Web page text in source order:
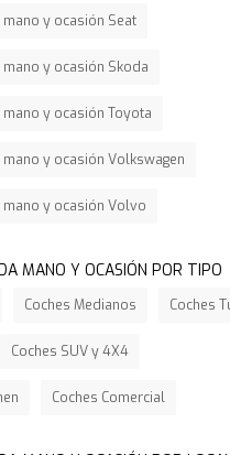
mano y ocasión Seat
mano y ocasión Skoda
mano y ocasión Toyota
mano y ocasión Volkswagen
mano y ocasión Volvo
MANO Y OCASIÓN POR TIPO
Coches Medianos Coches
Coches SUV y 4X4
Coches Comercial